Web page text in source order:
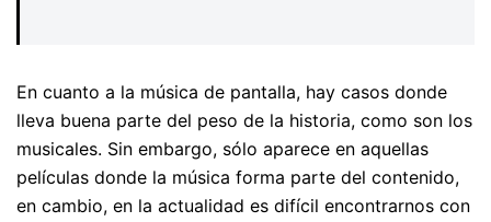
En cuanto a la música de pantalla, hay casos donde
lleva buena parte del peso de la historia, como son los
musicales. Sin embargo, sólo aparece en aquellas
películas donde la música forma parte del contenido,
en cambio, en la actualidad es difícil encontrarnos con